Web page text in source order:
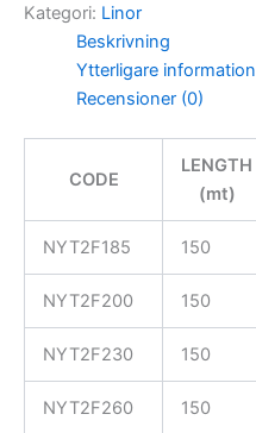
Sinking
Kategori: Linor
Beskrivning
Ytterligare information
Recensioner (0)
CODE
LENGTH
(mt)
NYT2F185 150
NYT2F200 150
NYT2F230 150
NYT2F260 150